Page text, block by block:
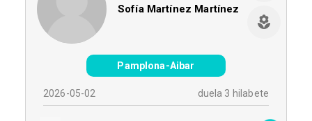
Sofía Martínez Martínez
Pamplona-Aibar
2026-05-02 duela 3 hilabete